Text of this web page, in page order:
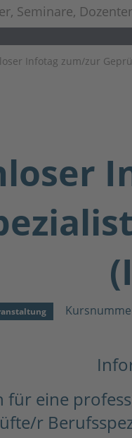
Infotag zum/zur Geprüften
für eine
r